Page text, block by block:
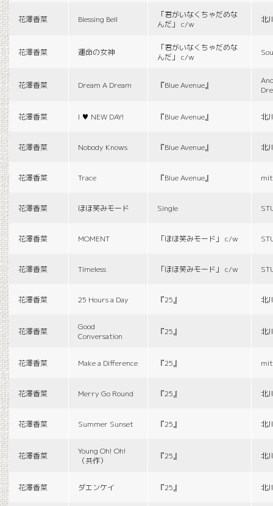
花澤香菜 Blessing Bell
「君がいなくちゃだめな
んだ」 c/w
北
花澤香菜 運命の女神
「君がいなくちゃだめな
んだ」 c/w
花澤香菜 Dream A Dream 『Blue Avenue』
花澤香菜 I ♥ NEW DAY! 『Blue Avenue』 北
花澤香菜 Nobody Knows 『Blue Avenue』 北
花澤香菜 Trace 『Blue Avenue』
花澤香菜 ほほ笑みモード Single
花澤香菜 MOMENT 「ほほ笑みモード」 c/w
花澤香菜 Timeless 「ほほ笑みモード」 c/w
花澤香菜 25 Hours a Day 『25』 北
花澤香菜
Good
Conversation
『25』 北
花澤香菜 Make a Difference 『25』
花澤香菜 Merry Go Round 『25』 北
花澤香菜 Summer Sunset 『25』 北
花澤香菜
Young Oh! Oh!
（共作）
『25』 北
花澤香菜 ダエンケイ 『25』 北